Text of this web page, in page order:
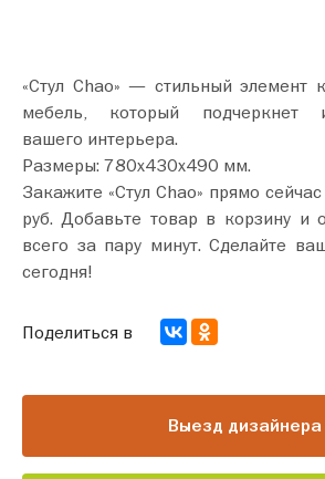
«Стул Chao» — стильный элемент
мебель, который подчеркнет
вашего интерьера.
Размеры: 780х430х490 мм.
Закажите «Стул Chao» прямо
руб. Добавьте товар в корзину и оформите покупку
всего за пару минут. Сделайте
сегодня!
Выезд дизайнера
Поделиться в